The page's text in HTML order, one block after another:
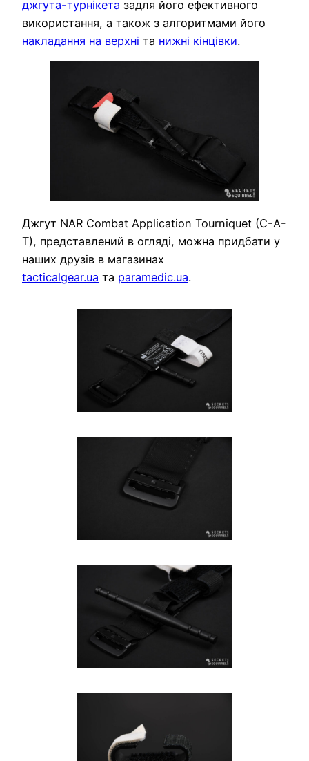
джгута-турнікета задля його ефективного
використання, а також з алгоритмами його
накладання на верхні та нижні кінцівки.
Джгут NAR Combat Application Tourniquet (C-A-
T), представлений в огляді, можна придбати у
наших друзів в магазинах
tacticalgear.ua та paramedic.ua.